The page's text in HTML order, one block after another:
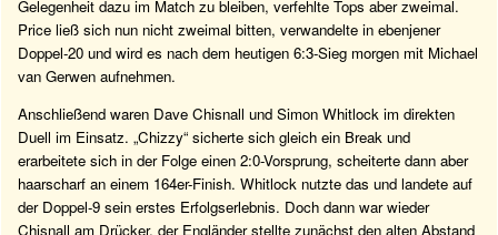
Gelegenheit dazu im Match zu bleiben, verfehlte Tops aber zweimal.
Price ließ sich nun nicht zweimal bitten, verwandelte in ebenjener
Doppel-20 und wird es nach dem heutigen 6:3-Sieg morgen mit Michael
van Gerwen aufnehmen.
Anschließend waren Dave Chisnall und Simon Whitlock im direkten
Duell im Einsatz. „Chizzy“ sicherte sich gleich ein Break und
erarbeitete sich in der Folge einen 2:0-Vorsprung, scheiterte dann aber
haarscharf an einem 164er-Finish. Whitlock nutzte das und landete auf
der Doppel-9 sein erstes Erfolgserlebnis. Doch dann war wieder
Chisnall am Drücker, der Engländer stellte zunächst den alten Abstand